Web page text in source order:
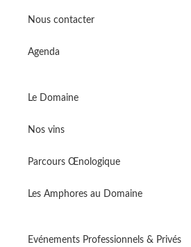
Nous contacter
Agenda
Le Domaine
Nos vins
Parcours Œnologique
Les Amphores au Domaine
Evénements Professionnels & Privés